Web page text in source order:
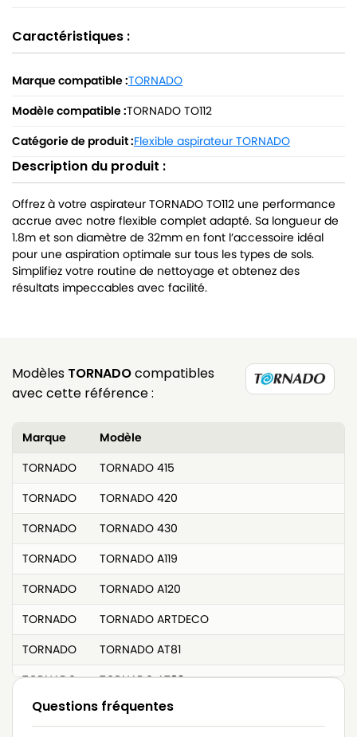
Caractéristiques :
Marque compatible :TORNADO
Modèle compatible :TORNADO TO112
Catégorie de produit :Flexible aspirateur TORNADO
Description du produit :
Offrez à votre aspirateur TORNADO TO112 une performance
accrue avec notre flexible complet adapté. Sa longueur de
1.8m et son diamètre de 32mm en font l’accessoire idéal
pour une aspiration optimale sur tous les types de sols.
Simplifiez votre routine de nettoyage et obtenez des
résultats impeccables avec facilité.
Modèles TORNADOcompatibles
avec cette référence :
Marque
Modèle
TORNADO
TORNADO 415
TORNADO
TORNADO 420
TORNADO
TORNADO 430
TORNADO
TORNADO A119
TORNADO
TORNADO A120
TORNADO
TORNADO ARTDECO
TORNADO
TORNADO AT81
TORNADO
TORNADO AT82
TORNADO
TORNADO BOLERO
Questions fréquentes